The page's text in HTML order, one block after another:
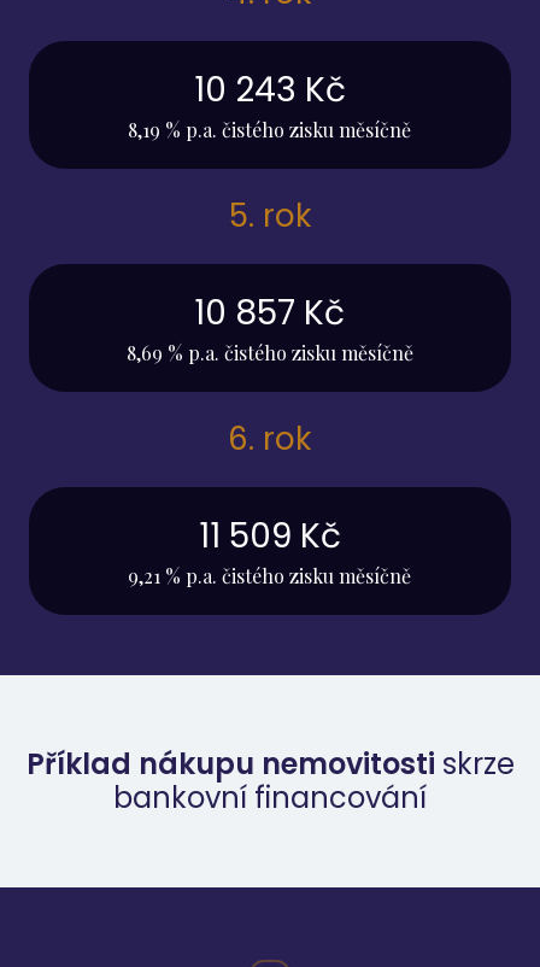
10 243 Kč
8,19 % p.a. čistého zisku měsíčně
5. rok
10 857 Kč
8,69 % p.a. čistého zisku měsíčně
6. rok
11 509 Kč
9,21 % p.a. čistého zisku měsíčně
Příklad nákupu nemovitosti skrze
bankovní financování